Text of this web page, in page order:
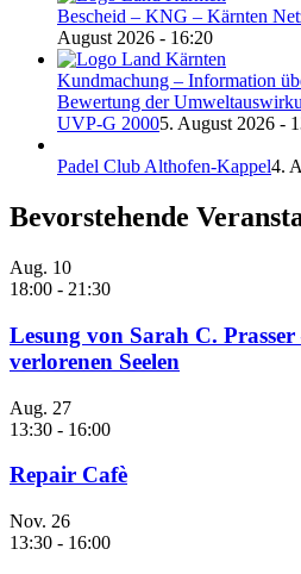
Bescheid – KNG – Kärnten
August 2026 - 16:20
Kundmachung – Information
Bewertung der
UVP-G 20005. August 2026 -
Padel Club Althofen-Kappel4.
Bevorstehende
Aug. 10
18:00 - 21:30
Lesung von Sarah C.
verlorenen Seelen
Aug. 27
13:30 - 16:00
Repair Cafè
Nov. 26
13:30 - 16:00